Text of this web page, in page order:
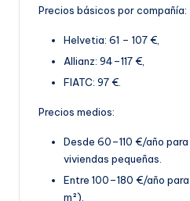
Precios básicos por compañía:
Helvetia: 61 – 107 €,
Allianz: 94–117 €,
FIATC: 97 €.
Precios medios:
Desde 60–110 €/año
viviendas pequeñas.
Entre 100–180 €/año par
m²).